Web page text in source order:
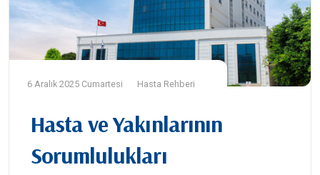
6 Aralık 2025 Cumartesi Hasta Rehberi
Hasta ve Yakınlarının
Sorumlulukları